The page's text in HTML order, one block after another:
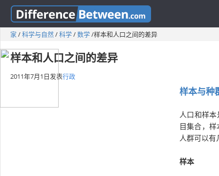
家 /科学与自然/科学/数学/样本和人口之间的差异
样本和人口之间的差异
2011年7月1日发表行政
样本与种
人口和样
目集合，
人群可以有
样本